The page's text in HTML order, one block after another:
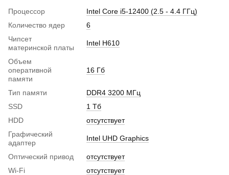
Процессор
Intel Core i5-12400 (2.5 - 4.4 ГГц)
Количество ядер
6
Чипсет
материнской платы
Intel H610
Объем
оперативной
памяти
16 Гб
Тип памяти
DDR4 3200 МГц
SSD
1 Тб
HDD
отсутствует
Графический
адаптер
Intel UHD Graphics
Оптический привод
отсутствует
Wi-Fi
отсутствует